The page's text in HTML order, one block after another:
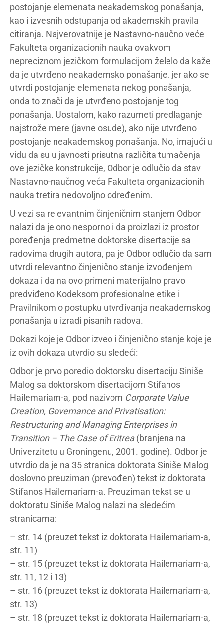
postojanje elemenata neakademskog ponašanja,
kao i izvesnih odstupanja od akademskih pravila
citiranja. Najverovatnije je Nastavno-naučno veće
Fakulteta organizacionih nauka ovakvom
nepreciznom jezičkom formulacijom želelo da kaže
da je utvrđeno neakademsko ponašanje, jer ako se
utvrdi postojanje elemenata nekog ponašanja,
onda to znači da je utvrđeno postojanje tog
ponašanja. Uostalom, kako razumeti predlaganje
najstrože mere (javne osude), ako nije utvrđeno
postojanje neakademskog ponašanja. No, imajući u
vidu da su u javnosti prisutna različita tumačenja
ove jezičke konstrukcije, Odbor je odlučio da stav
Nastavno-naučnog veća Fakulteta organizacionih
nauka tretira nedovoljno određenim.
U vezi sa relevantnim činjeničnim stanjem Odbor
nalazi da je ono nesporno i da proizlazi iz prostor
poređenja predmetne doktorske disertacije sa
radovima drugih autora, pa je Odbor odlučio da sam
utvrdi relevantno činjenično stanje izvođenjem
dokaza i da na ovo primeni materijalno pravo
predviđeno Kodeksom profesionalne etike i
Pravilnikom o postupku utvrđivanja neakademskog
ponašanja u izradi pisanih radova.
Dokazi koje je Odbor izveo i činjenično stanje koje je
iz ovih dokaza utvrdio su sledeći:
Odbor je prvo poredio doktorsku disertaciju Siniše
Malog sa doktorskom disertacijom Stifanos
Hailemariam-a, pod nazivom Corporate Value
Creation, Governance and Privatisation:
Restructuring and Managing Enterprises in
Transition – The Case of Eritrea(branjena na
Univerzitetu u Groningenu, 2001. godine). Odbor je
utvrdio da je na 35 stranica doktorata Siniše Malog
doslovno preuziman (prevođen) tekst iz doktorata
Stifanos Hailemariam-a. Preuziman tekst se u
doktoratu Siniše Malog nalazi na sledećim
stranicama:
– str. 14 (preuzet tekst iz doktorata Hailemariam-a,
str. 11)
– str. 15 (preuzet tekst iz doktorata Hailemariam-a,
str. 11, 12 i 13)
– str. 16 (preuzet tekst iz doktorata Hailemariam-a,
str. 13)
– str. 18 (preuzet tekst iz doktorata Hailemariam-a,